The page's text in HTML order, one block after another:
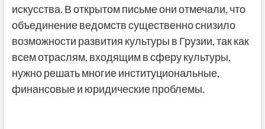
искусства. В открытом письме они отмечали, что
объединение ведомств существенно снизило
возможности развития культуры в Грузии, так как
всем отраслям, входящим в сферу культуры,
нужно решать многие институциональные,
финансовые и юридические проблемы.